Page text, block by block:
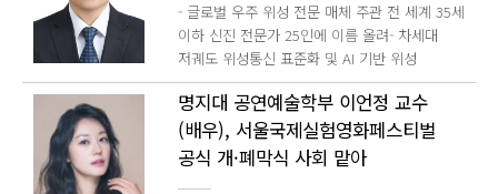
기구다. 대한민국 교육의 중장기 비전과
국가교육발전계획 수립을 위해 대학입시,
사립학교, 대안교육 등 국가 교육정책 전반을
심의하고 자문하는 역할을 담당한다. 함승수
교수는 오는 2028년 12월까지 전문위원으로
활동하며, 대학입시 제도 개선을 비롯해
사립학교 및 대안교육 정책 등 주요 국가 중장기
- 글로벌 우주 위성 전문 매체 주관 전 세계 35세
이하 신진 전문가 25인에 이름 올려- 차세대
저궤도 위성통신 표준화 및 AI 기반 위성
네트워크 연구 성과 인정받아명지대학교(총장
임연수) 반도체 ICT대학 컴퓨터정보통신공학부
정보통신공학전공 김태연 교수가 글로벌 우주
위성 전문 매체인 미국 Via Satellite 가 발표한
2026 Rising Stars 25인에 국내 연구자 최초로
명지대 공연예술학부 이언정 교수
(배우), 서울국제실험영화페스티벌
공식 개·폐막식 사회 맡아